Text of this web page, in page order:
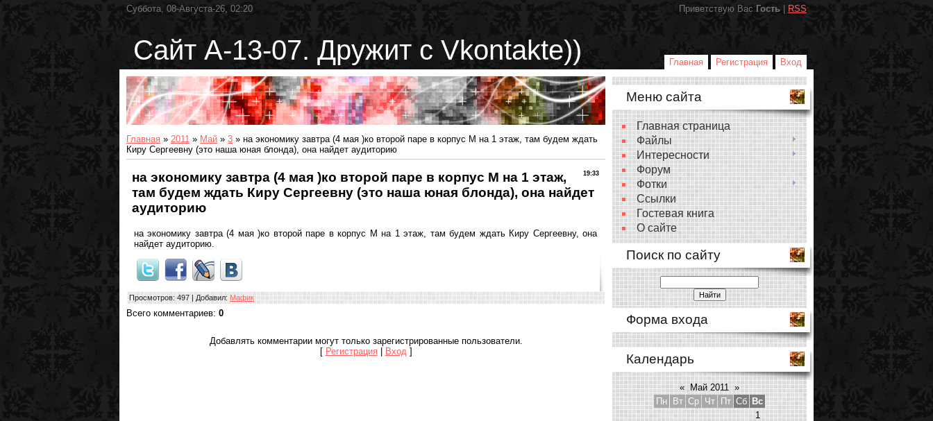
Суббота, 08-Августа-26, 02:20 Приветствую Вас Гость RSS
Сайт А-13-07. Дружит с Vkontakte)) Главная Регистрация Вход
Главная » 2011 » Май » 3 » на экономику завтра (4 мая )ко второй паре в корпус М на 1 этаж, там будем ждать
Киру Сергеевну (это наша юная блонда), она найдет аудиторию
19:33
на экономику завтра (4 мая )ко второй паре в корпус М на 1 этаж,
там будем ждать Киру Сергеевну (это наша юная блонда), она найдет
аудиторию
на экономику завтра (4 мая )ко второй паре в корпус М на 1 этаж, там будем ждать Киру Сергеевну, она
найдет аудиторию.
Просмотров: 497 | Добавил: Мафик
Всего комментариев: 0
Добавлять комментарии могут только зарегистрированные пользователи.
[ Регистрация Вход ]
Меню сайта
Главная страница
Файлы
Интересности
Форум
Фотки
Ссылки
Гостевая книга
О сайте
Поиск по сайту
Форма входа
Календарь
« Май 2011 »
Пн
Вт Ср Чт Пт Сб Вс
1